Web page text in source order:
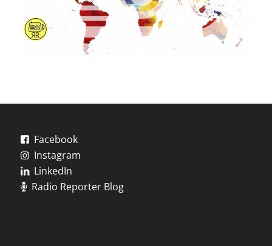
Facebook
Instagram
LinkedIn
Radio Reporter Blog